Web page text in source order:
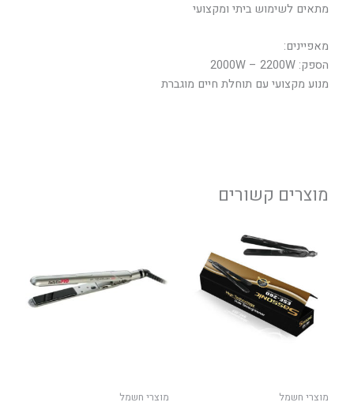
מתאים לשימוש ביתי ומקצועי
מאפיינים:
הספק: 2000W – 2200W
מנוע מקצועי עם תוחלת חיים מוגברת
מוצרים קשורים
מוצרי חשמל מוצרי חשמל